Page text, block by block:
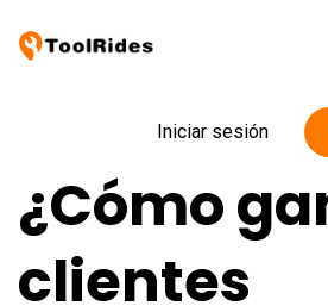
Precios
Contacto
Iniciar sesión
¿Cómo
clientes